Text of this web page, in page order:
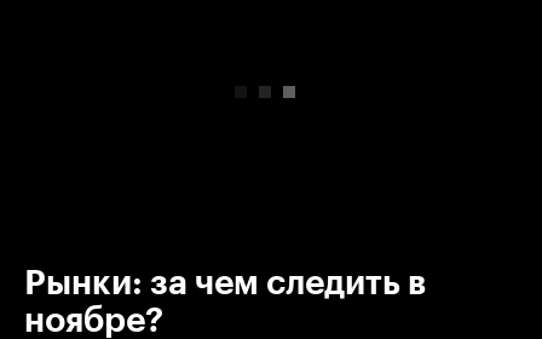
Рынки: за чем следить в
ноябре?